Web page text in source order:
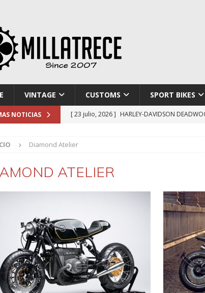
VINTAGE CUSTOMS SPORT BIKES
NOTICIAS [ 23 julio, 2026 ] HARLEY-DAVIDSON
[ 9 julio, 2026 ]
[ 2 julio, 2026 ]
Diamond Atelier
ATELIER